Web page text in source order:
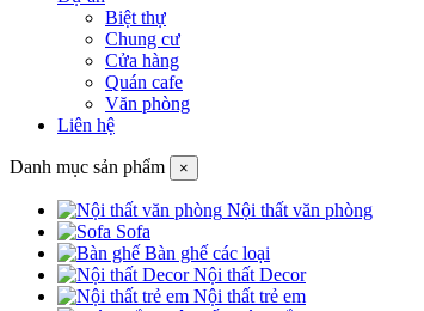
Biệt thự
Chung cư
Cửa hàng
Quán cafe
Văn phòng
Liên hệ
Danh mục sản phẩm ×
Nội thất văn phòng
Sofa
Bàn ghế các loại
Nội thất Decor
Nội thất trẻ em